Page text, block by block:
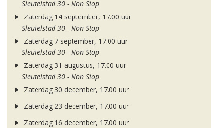
Sleutelstad 30 - Non Stop
Zaterdag 14 september, 17.00 uur
Sleutelstad 30 - Non Stop
Zaterdag 7 september, 17.00 uur
Sleutelstad 30 - Non Stop
Zaterdag 31 augustus, 17.00 uur
Sleutelstad 30 - Non Stop
Zaterdag 30 december, 17.00 uur
Zaterdag 23 december, 17.00 uur
Zaterdag 16 december, 17.00 uur